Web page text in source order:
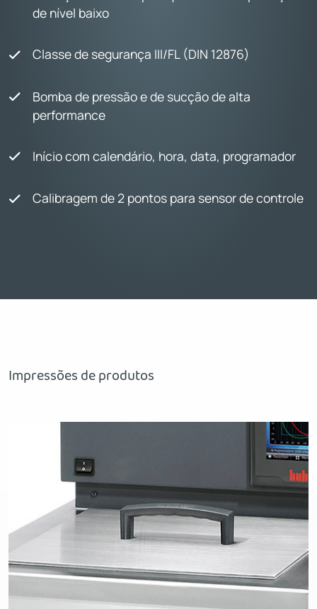
de nível baixo
Classe de segurança III/FL (DIN 12876)
Bomba de pressão e de sucção de alta
performance
Início com calendário, hora, data, programador
Calibragem de 2 pontos para sensor de controle
Impressões de produtos